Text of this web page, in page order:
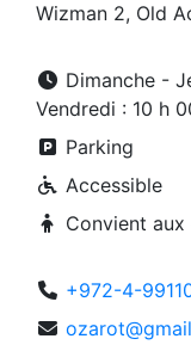
Wizman 2, Old
Dimanche -
Vendredi : 10 h
Parking
Accessible
Convient aux
+972-4-